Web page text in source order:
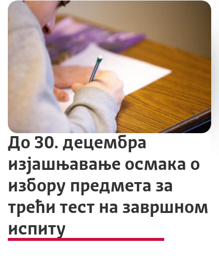
До 30. децембра
изјашњавање осмака о
избору предмета за
трећи тест на завршном
испиту